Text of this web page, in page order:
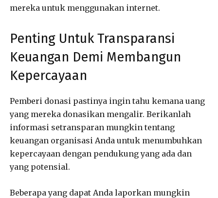
mereka untuk menggunakan internet.
Penting Untuk Transparansi
Keuangan Demi Membangun
Kepercayaan
Pemberi donasi pastinya ingin tahu kemana uang
yang mereka donasikan mengalir. Berikanlah
informasi setransparan mungkin tentang
keuangan organisasi Anda untuk menumbuhkan
kepercayaan dengan pendukung yang ada dan
yang potensial.
Beberapa yang dapat Anda laporkan mungkin